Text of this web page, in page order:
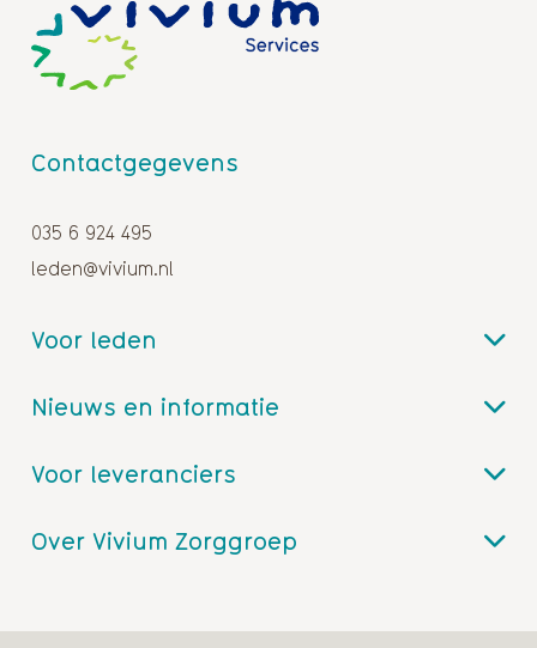
Contactgegevens
035 6 924 495
leden@vivium.nl
Voor leden
Nieuws en informatie
Voor leveranciers
Over Vivium Zorggroep